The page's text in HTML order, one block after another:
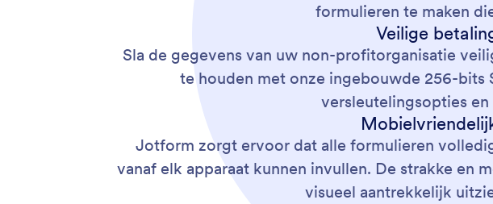
formulieren te maken
Veilige
Sla de gegevens van uw non-profitorganisatie
te houden met onze ingebouwde 256-bits
versleutelingsopties
Jotform zorgt ervoor dat alle formulieren
vanaf elk apparaat kunnen invullen. De strakke en
visueel aantrekkelijk